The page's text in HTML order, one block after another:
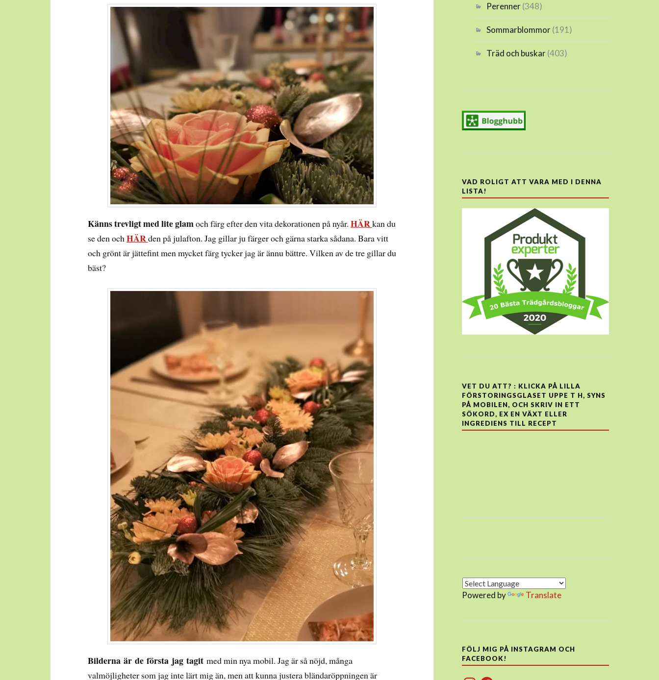
Känns trevligt med lite glamoch färg efter den vita dekorationen på nyår.HÄRkan du
se den ochHÄRden på julafton. Jag gillar ju färger och gärna starka sådana. Bara vitt
och grönt är jättefint men mycket färg tycker jag är ännu bättre. Vilken av de tre gillar du
bäst?
Bilderna är de första jag tagitmed min nya mobil. Jag är så nöjd, många
valmöjligheter som jag inte lärt mig än, men att kunna justera bländaröppningen är
Perenner(348)
Sommarblommor(191)
Träd och buskar(403)
VAD ROLIGT ATT VARA MED I DENNA
LISTA!
VET DU ATT? : KLICKA PÅ LILLA
FÖRSTORINGSGLASET UPPE T H, SYNS
PÅ MOBILEN, OCH SKRIV IN ETT
SÖKORD, EX EN VÄXT ELLER
INGREDIENS TILL RECEPT
Powered by Translate
FÖLJ MIG PÅ INSTAGRAM OCH
FACEBOOK!